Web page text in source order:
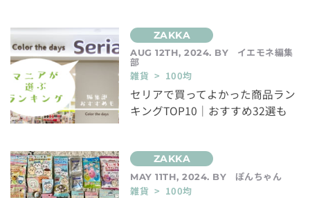
AUG 12TH, 2024. BY イエモネ編集
部
雑貨 > 100均
セリアで買ってよかった商品ラン
キングTOP10｜おすすめ32選も
MAY 11TH, 2024. BY
ぽんちゃん
雑貨 > 100均